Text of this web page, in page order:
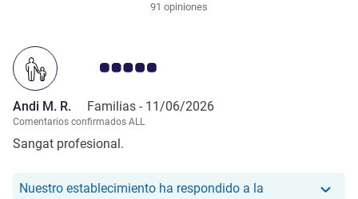
91 opiniones
Nota de clientes de Avis 5.0/5
Andi M. R. Familias - 11/06/2026
Comentarios confirmados ALL
Sangat profesional.
Nuestro establecimiento ha respondido a la